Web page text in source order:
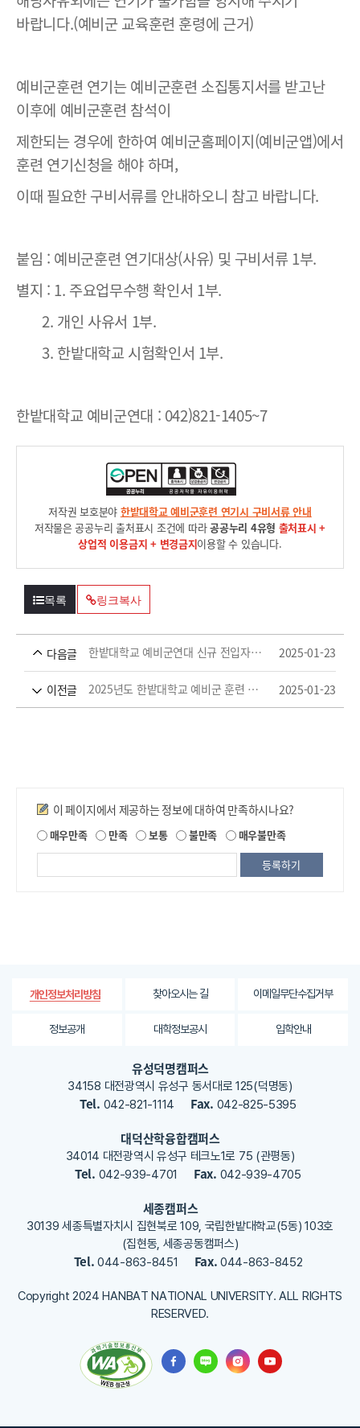
바랍니다.(예비군 교육훈련 훈령에 근거)
예비군훈련 연기는 예비군훈련 소집통지서를 받고난
이후에 예비군훈련 참석이
제한되는 경우에 한하여 예비군홈페이지(예비군앱)에서
훈련 연기신청을 해야 하며,
이때 필요한 구비서류를 안내하오니 참고 바랍니다.
붙임 : 예비군훈련 연기대상(사유) 및 구비서류 1부.
별지 : 1. 주요업무수행 확인서 1부.
2. 개인 사유서 1부.
3. 한밭대학교 시험확인서 1부.
한밭대학교 예비군연대 : 042)821-1405~7
저작권 보호분야 한밭대학교 예비군훈련 연기시 구비서류 안내
저작물은 공공누리 출처표시 조건에 따라공공누리 4유형 출처표시 +
상업적 이용금지 + 변경금지이용할 수 있습니다.
목록 링크복사
다음글 한밭대학교 예비군연대 신규 전입자원을 위한 예비군 복무 길라잡이 안내 2025-01-23
이전글 2025년도 한밭대학교 예비군 훈련 계획 2025-01-23
만족도조사
이 페이지에서 제공하는 정보에 대하여 만족하시나요?
매우만족 만족 보통 불만족 매우불만족
되
는
가
용
해
주
개인정보처리방침 찾아오시는 길 이메일무단수집거부
정보공개 대학정보공시 입학안내
유성덕명캠퍼스
34158 대전광역시 유성구 동서대로 125(덕명동)
Tel. 042-821-1114 Fax. 042-825-5395
대덕산학융합캠퍼스
34014 대전광역시 유성구 테크노1로 75 (관평동)
Tel. 042-939-4701 Fax. 042-939-4705
세종캠퍼스
30139 세종특별자치시 집현북로 109, 국립한밭대학교(5동) 103호
(집현동, 세종공동캠퍼스)
Tel.044-863-8451 Fax. 044-863-8452
Copyright 2024 HANBAT NATIONAL UNIVERSITY. ALL RIGHTS
RESERVED.